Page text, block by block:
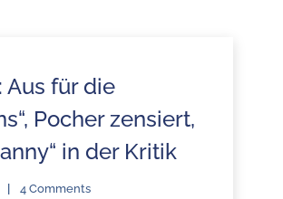
Aus für die
Pocher zensiert,
in der Kritik
4 Comments